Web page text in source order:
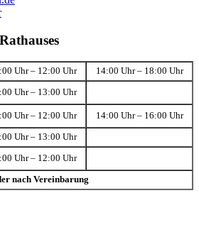
Uhr – 12:00 Uhr 14:00 Uhr – 18:00 Uhr
Uhr – 13:00 Uhr
Uhr – 12:00 Uhr 14:00 Uhr – 16:00 Uhr
Uhr – 13:00 Uhr
Uhr – 12:00 Uhr
nach Vereinbarung